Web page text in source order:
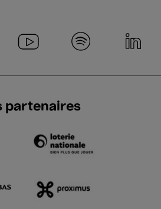
partenaires